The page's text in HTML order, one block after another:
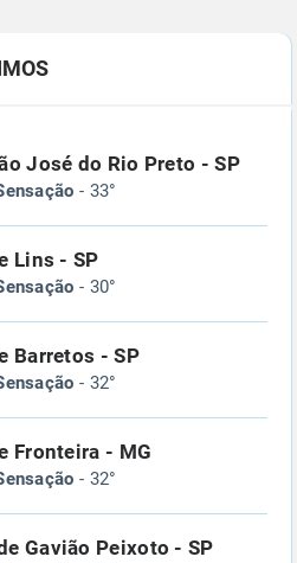
José do Rio Preto - SP
- 33°
Lins - SP
- 30°
Barretos - SP
- 32°
Fronteira - MG
- 32°
Gavião Peixoto - SP